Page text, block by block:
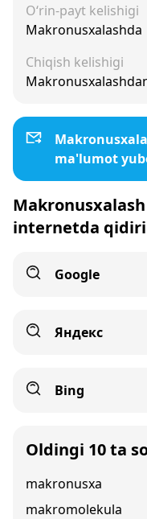
O‘rin-payt kelishigi
Makronusxalashda
Chiqish kelishigi
ma'lumot
internetda
Google
Яндекс
Bing
Oldingi 10 ta
makronusxa
makromolekula